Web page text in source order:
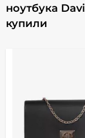
ноутбука
купили